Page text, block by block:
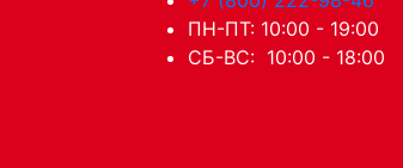
ПН-ПТ: 10:00 - 19:00
СБ-ВС: 10:00 - 18:00